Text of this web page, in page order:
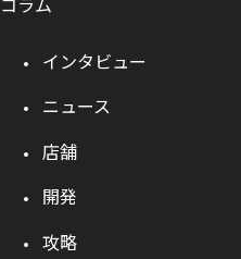
インタビュー
ニュース
店舗
開発
攻略